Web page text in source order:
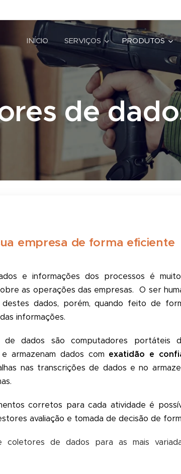
INÍCIO SERVIÇOS PRODUTOS
de
empresa de forma eficiente
e informações dos processos é
as operações das empresas. O ser
dados, porém, quando feito de
informações.
de dados são computadores portáteis
armazenam dados com exatidão e
nas transcrições de dados e no
corretos para cada atividade é
avaliação e tomada de decisão de
de dados para as mais